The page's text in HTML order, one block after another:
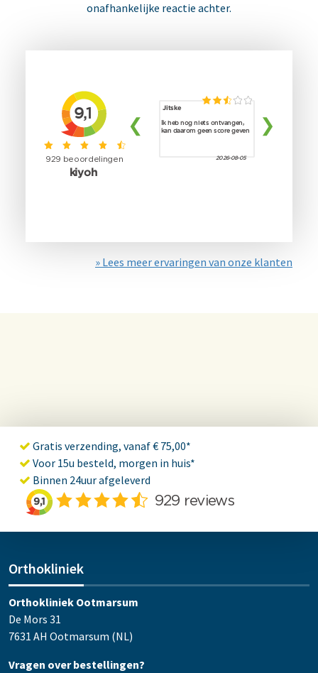
onafhankelijke reactie achter.
» Lees meer ervaringen van onze klanten
Gratis verzending, vanaf € 75,00*
Voor 15u besteld, morgen in huis*
Binnen 24uur afgeleverd
Orthokliniek
Orthokliniek Ootmarsum
De Mors 31
7631 AH Ootmarsum (NL)
Vragen over bestellingen?